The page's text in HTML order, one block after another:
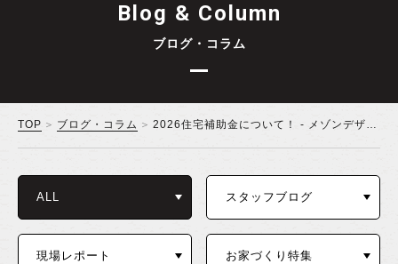
Blog & Column
ブログ・コラム
TOP ブログ・コラム 2026住宅補助金について！ - メゾンデザイン工房
ALL スタッフブログ
現場レポート お家づくり特集